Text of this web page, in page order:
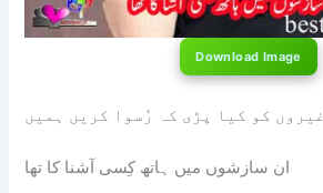
Download Image
غیروں کو کیا پڑی کہ رُسوا کریں ہمیں
ان سازشوں میں ہاتھ کِسی آشنا کا تھا